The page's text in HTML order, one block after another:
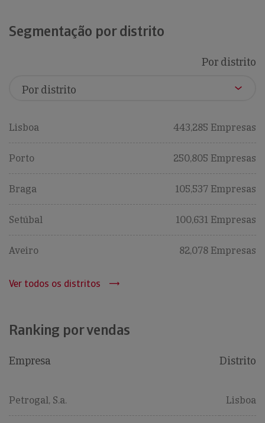
Segmentação por distrito
Por distrito
Lisboa 443,285 Empresas
Porto 250,805 Empresas
Braga 105,537 Empresas
Setúbal 100,631 Empresas
Aveiro 82,078 Empresas
Ver todos os distritos
Ranking por vendas
Empresa Distrito
Petrogal, S.a. Lisboa